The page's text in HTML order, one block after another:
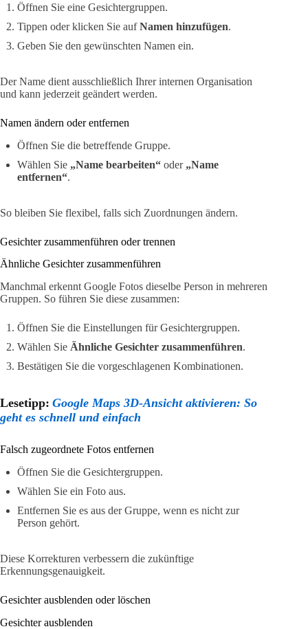
Öffnen Sie eine Gesichtergruppen.
Tippen oder klicken Sie aufNamen hinzufügen.
Geben Sie den gewünschten Namen ein.
Der Name dient ausschließlich Ihrer internen Organisation
und kann jederzeit geändert werden.
Namen ändern oder entfernen
Öffnen Sie die betreffende Gruppe.
Wählen Sie „Name bearbeiten“ oder „Name
entfernen“.
So bleiben Sie flexibel, falls sich Zuordnungen ändern.
Gesichter zusammenführen oder trennen
Ähnliche Gesichter zusammenführen
Manchmal erkennt Google Fotos dieselbe Person in mehreren
Gruppen. So führen Sie diese zusammen:
Öffnen Sie die Einstellungen für Gesichtergruppen.
Wählen Sie Ähnliche Gesichter zusammenführen.
Bestätigen Sie die vorgeschlagenen Kombinationen.
Lesetipp: Google Maps 3D-Ansicht aktivieren: So
geht es schnell und einfach
Falsch zugeordnete Fotos entfernen
Öffnen Sie die Gesichtergruppen.
Wählen Sie ein Foto aus.
Entfernen Sie es aus der Gruppe, wenn es nicht zur
Person gehört.
Diese Korrekturen verbessern die zukünftige
Erkennungsgenauigkeit.
Gesichter ausblenden oder löschen
Gesichter ausblenden